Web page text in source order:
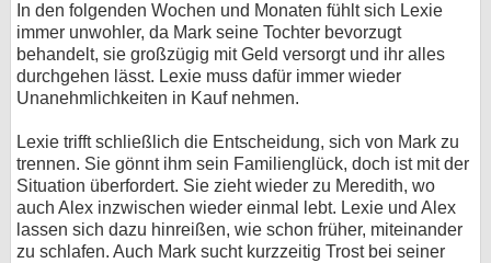
In den folgenden Wochen und Monaten fühlt sich Lexie
immer unwohler, da Mark seine Tochter bevorzugt
behandelt, sie großzügig mit Geld versorgt und ihr alles
durchgehen lässt. Lexie muss dafür immer wieder
Unanehmlichkeiten in Kauf nehmen.
Lexie trifft schließlich die Entscheidung, sich von Mark zu
trennen. Sie gönnt ihm sein Familienglück, doch ist mit der
Situation überfordert. Sie zieht wieder zu Meredith, wo
auch Alex inzwischen wieder einmal lebt. Lexie und Alex
lassen sich dazu hinreißen, wie schon früher, miteinander
zu schlafen. Auch Mark sucht kurzzeitig Trost bei seiner